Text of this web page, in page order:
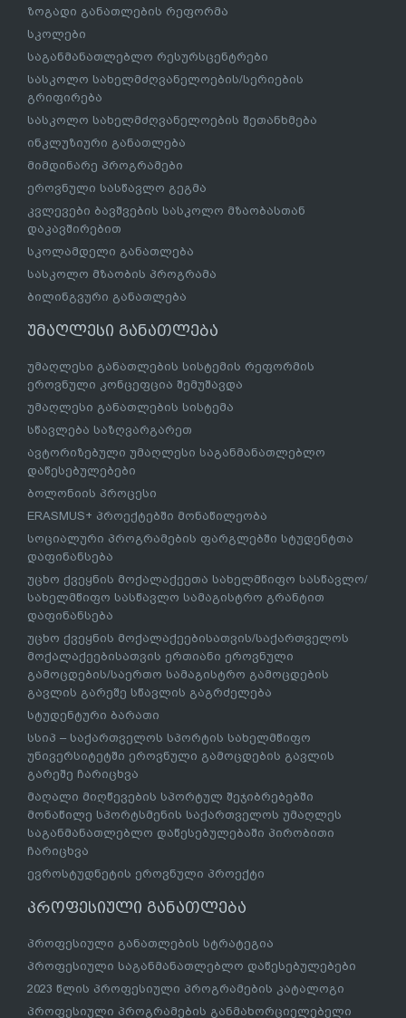
ზოგადი განათლების რეფორმა
სკოლები
საგანმანათლებლო რესურსცენტრები
სასკოლო სახელმძღვანელოების/სერიების
გრიფირება
სასკოლო სახელმძღვანელოების შეთანხმება
ინკლუზიური განათლება
მიმდინარე პროგრამები
ეროვნული სასწავლო გეგმა
კვლევები ბავშვების სასკოლო მზაობასთან
დაკავშირებით
სკოლამდელი განათლება
სასკოლო მზაობის პროგრამა
ბილინგვური განათლება
უმაღლესი განათლება
უმაღლესი განათლების სისტემის რეფორმის
ეროვნული კონცეფცია შემუშავდა
უმაღლესი განათლების სისტემა
სწავლება საზღვარგარეთ
ავტორიზებული უმაღლესი საგანმანათლებლო
დაწესებულებები
ბოლონიის პროცესი
ERASMUS+ პროექტებში მონაწილეობა
სოციალური პროგრამების ფარგლებში სტუდენტთა
დაფინანსება
უცხო ქვეყნის მოქალაქეეთა სახელმწიფო სასწავლო/
სახელმწიფო სასწავლო სამაგისტრო გრანტით
დაფინანსება
უცხო ქვეყნის მოქალაქეებისათვის/საქართველოს
მოქალაქეებისათვის ერთიანი ეროვნული
გამოცდების/საერთო სამაგისტრო გამოცდების
გავლის გარეშე სწავლის გაგრძელება
სტუდენტური ბარათი
სსიპ – საქართველოს სპორტის სახელმწიფო
უნივერსიტეტში ეროვნული გამოცდების გავლის
გარეშე ჩარიცხვა
მაღალი მიღწევების სპორტულ შეჯიბრებებში
მონაწილე სპორტსმენის საქართველოს უმაღლეს
საგანმანათლებლო დაწესებულებაში პირობითი
ჩარიცხვა
ევროსტუდნეტის ეროვნული პროექტი
პროფესიული განათლება
პროფესიული განათლების სტრატეგია
პროფესიული საგანმანათლებლო დაწესებულებები
2023 წლის პროფესიული პროგრამების კატალოგი
პროფესიული პროგრამების განმახორციელებელი